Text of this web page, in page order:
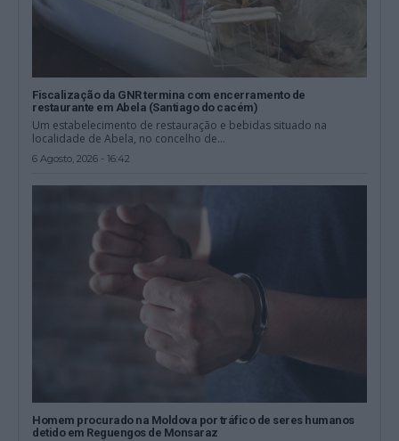
Fiscalização da GNR termina com encerramento de
restaurante em Abela (Santiago do cacém)
Um estabelecimento de restauração e bebidas situado na
localidade de Abela, no concelho de...
6 Agosto, 2026 - 16:42
Homem procurado na Moldova por tráfico de seres humanos
detido em Reguengos de Monsaraz